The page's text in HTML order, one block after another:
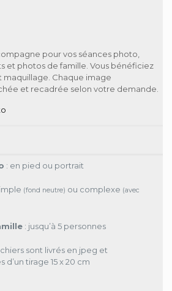
pour vos séances photo,
et photos de famille. Vous bénéficiez
maquillage. Chaque image
et recadrée selon votre demande.
: en pied ou portrait
(fond neutre) ou complexe (avec
: jusqu’à 5 personnes
sont livrés en jpeg et
d’un tirage 15 x 20 cm